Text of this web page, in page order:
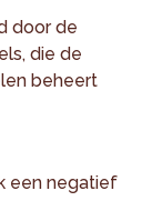
door de
die de
beheert
een negatief